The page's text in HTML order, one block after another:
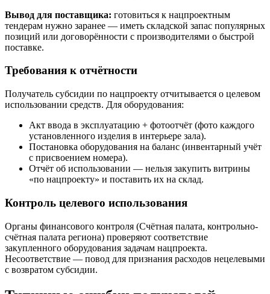
Вывод для поставщика: готовиться к нацпроектным
тендерам нужно заранее — иметь складской запас популярных
позиций или договорённости с производителями о быстрой
поставке.
Требования к отчётности
Получатель субсидии по нацпроекту отчитывается о целевом
использовании средств. Для оборудования:
Акт ввода в эксплуатацию + фотоотчёт (фото каждого
установленного изделия в интерьере зала).
Постановка оборудования на баланс (инвентарный учёт
с присвоением номера).
Отчёт об использовании — нельзя закупить витрины
«по нацпроекту» и поставить их на склад.
Контроль целевого использования
Органы финансового контроля (Счётная палата, контрольно-
счётная палата региона) проверяют соответствие
закупленного оборудования задачам нацпроекта.
Несоответствие — повод для признания расходов нецелевыми
с возвратом субсидии.